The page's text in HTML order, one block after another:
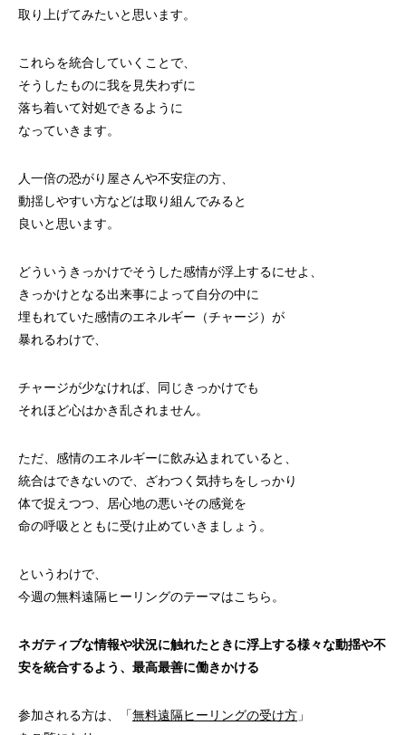
取り上げてみたいと思います。
これらを統合していくことで、
そうしたものに我を見失わずに
落ち着いて対処できるように
なっていきます。
人一倍の恐がり屋さんや不安症の方、
動揺しやすい方などは取り組んでみると
良いと思います。
どういうきっかけでそうした感情が浮上するにせよ、
きっかけとなる出来事によって自分の中に
埋もれていた感情のエネルギー（チャージ）が
暴れるわけで、
チャージが少なければ、同じきっかけでも
それほど心はかき乱されません。
ただ、感情のエネルギーに飲み込まれていると、
統合はできないので、ざわつく気持ちをしっかり
体で捉えつつ、居心地の悪いその感覚を
命の呼吸とともに受け止めていきましょう。
というわけで、
今週の無料遠隔ヒーリングのテーマはこちら。
ネガティブな情報や状況に触れたときに浮上する様々な動揺や不
安を統合するよう、最高最善に働きかける
参加される方は、「無料遠隔ヒーリングの受け方 」